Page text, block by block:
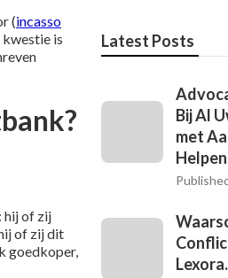
(incasso
kwestie is
hij of zij
of zij dit
goedkoper,
Latest Posts
Bij Al
met